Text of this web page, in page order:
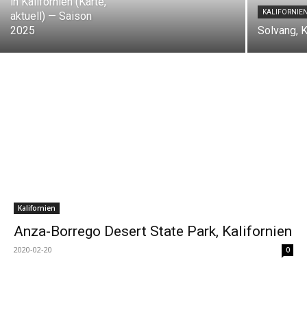
aktuell) — Saison
2025
Solvang,
Kalifornien
Anza-Borrego Desert State Park, Kalifornien
2020-02-20 0